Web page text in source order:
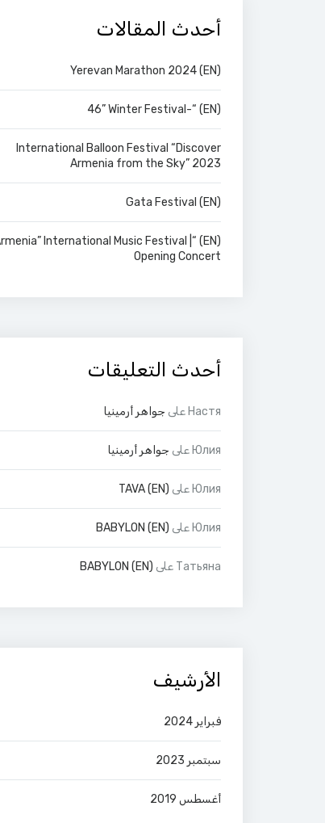
أحدث المقالات
(EN) Yerevan Marathon 2024
(EN) “-46” Winter Festival
International Balloon Festival “Discover
Armenia from the Sky” 2023
(EN) Gata Festival
“Armenia” International Music Festival |
Opening Concert
أحدث التعليقات
Настя على جواهر أرمينيا
Юлия على جواهر أرمينيا
Юлия على (EN) TAVA
Юлия على (EN) BABYLON
Татьяна على (EN) BABYLON
الأرشيف
فبراير 2024
سبتمبر 2023
أغسطس 2019